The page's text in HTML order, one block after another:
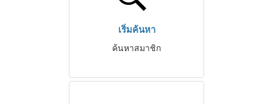
เริ่มค้นหา
ค้นหาสมาชิก